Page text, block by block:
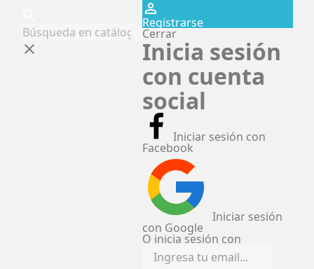
clear
perm_identity
Registrarse
Cerrar
Inicia sesión
con cuenta
social
Iniciar sesión con
Facebook
Iniciar sesión
con Google
O inicia sesión con